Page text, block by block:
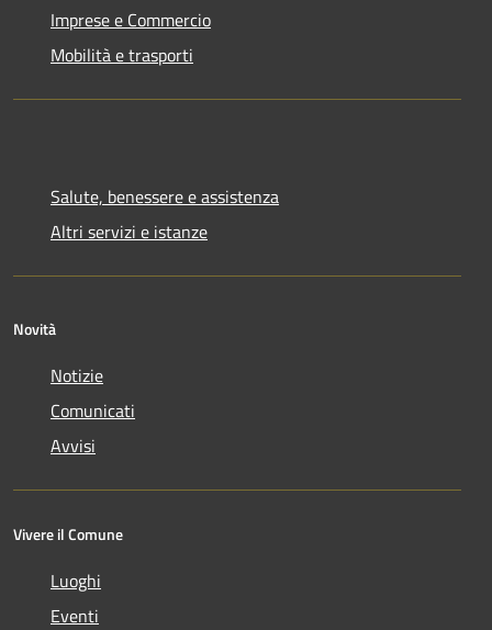
Imprese e Commercio
Mobilità e trasporti
Salute, benessere e assistenza
Altri servizi e istanze
Novità
Notizie
Comunicati
Avvisi
Vivere il Comune
Luoghi
Eventi